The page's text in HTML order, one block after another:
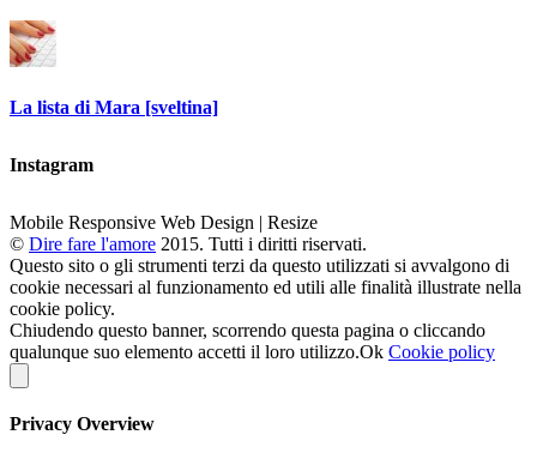
La lista di Mara [sveltina]
Instagram
Mobile Responsive Web Design | Resize
© Dire fare l'amore 2015. Tutti i diritti riservati.
Questo sito o gli strumenti terzi da questo utilizzati si avvalgono di
cookie necessari al funzionamento ed utili alle finalità illustrate nella
cookie policy.
Chiudendo questo banner, scorrendo questa pagina o cliccando
qualunque suo elemento accetti il loro utilizzo.Ok Cookie policy
Privacy Overview